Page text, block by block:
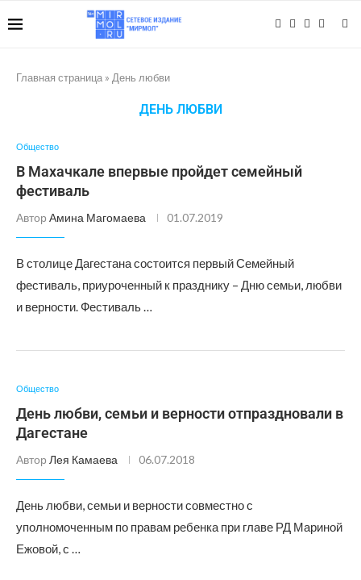
Главная страница » День любви
ДЕНЬ ЛЮБВИ
Общество
В Махачкале впервые пройдет семейный
фестиваль
Автор Амина Магомаева 01.07.2019
В столице Дагестана состоится первый Семейный
фестиваль, приуроченный к празднику – Дню семьи, любви
и верности. Фестиваль …
Общество
День любви, семьи и верности отпраздновали в
Дагестане
Автор Лея Камаева 06.07.2018
День любви, семьи и верности совместно с
уполномоченным по правам ребенка при главе РД Мариной
Ежовой, с …